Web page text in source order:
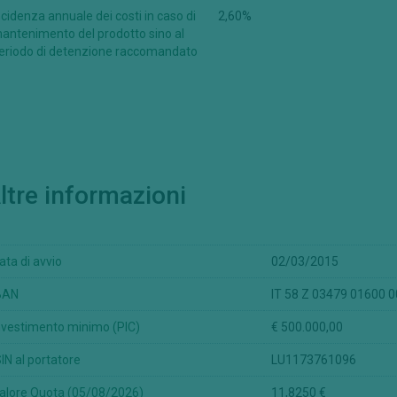
annuale dei costi in caso di
del prodotto sino al
di detenzione raccomandato
2,60%
informazioni
di avvio 02/03/2015
IT 58 Z 03479 01600
minimo (PIC) € 500.000,00
al portatore LU1173761096
Quota (05/08/2026) 11,8250 €
non sono stati e non saranno registrati in base allo United
rivenduti o consegnati direttamente o indirettamente negli Stati
per essere offerti o rivenduti negli Stati Uniti oppure a "U.S.
della conformità con le leggi e ordinamenti del proprio paese di
di investimenti, si raccomanda ai potenziali investitori di avvalersi
investimento aventi ad oggetto i prodotti finanziari presentati in